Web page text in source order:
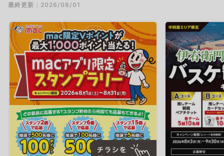
最終更新：2026/08/01